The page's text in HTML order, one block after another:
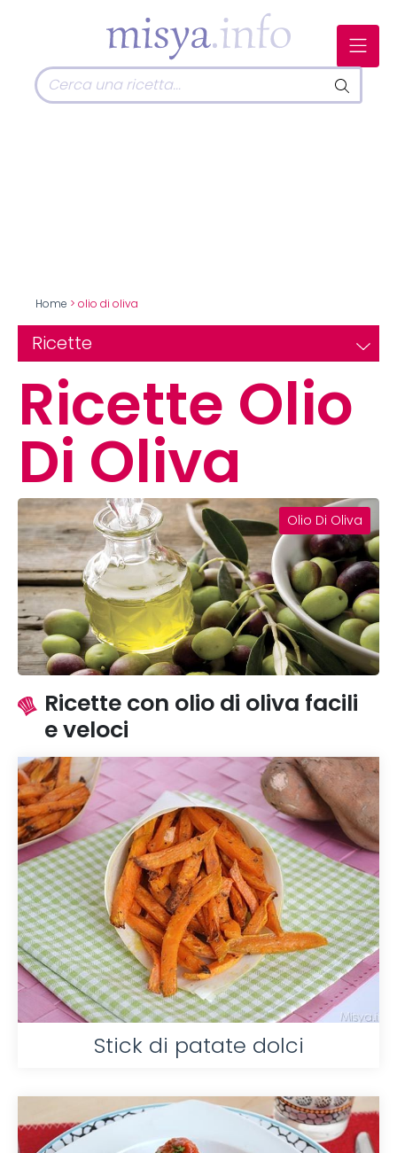
Home > olio di oliva
Ricette
Ricette Olio
Di Oliva
Olio Di Oliva
Ricette con olio di oliva facili
e veloci
Stick di patate dolci